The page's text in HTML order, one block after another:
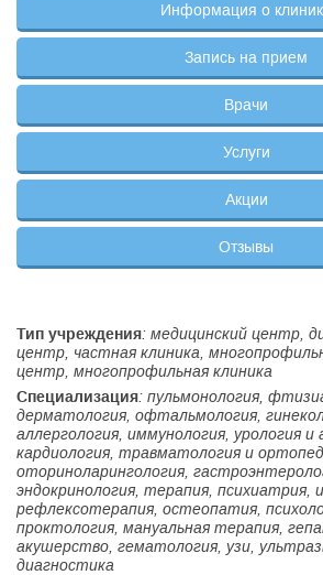
Информация о
Запись на прием
Врачи
Услуги
Акции
Отзывы
Тип учреждения: медицинский центр,
центр, частная клиника,
центр, многопрофильная клиника
Специализация: пульмонология,
дерматология, офтальмология,
аллергология, иммунология, урология и
кардиология, травматология и
оториноларингология,
эндокринология, терапия, психиатрия,
рефлексотерапия, остеопатия,
проктология, мануальная терапия,
акушерство, гематология, узи,
диагностика